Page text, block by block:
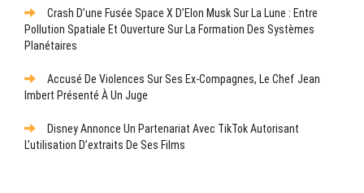
Crash D’une Fusée Space X D’Elon Musk Sur La Lune : Entre
Pollution Spatiale Et Ouverture Sur La Formation Des Systèmes
Planétaires
Accusé De Violences Sur Ses Ex-Compagnes, Le Chef Jean
Imbert Présenté À Un Juge
Disney Annonce Un Partenariat Avec TikTok Autorisant
L’utilisation D’extraits De Ses Films